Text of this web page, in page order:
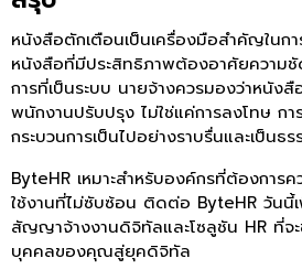
หนังสือตักเตือนเป็นเครื่องมือสำคัญในก
หนังสือที่มีประสิทธิภาพต้องอาศัยความชั
การที่เป็นระบบ นายจ้างควรมองว่าหนังสื
พนักงานปรับปรุง ไม่ใช่แค่การลงโทษ กา
กระบวนการเป็นไปอย่างราบรื่นและเป็นธ
ByteHR เหมาะสำหรับองค์กรที่ต้องการ
ใช้งานที่ไม่ซับซ้อน ติดต่อ ByteHR วันนี้
สัญญาจ้างงานดิจิทัลและโซลูชัน HR ที่จ
บุคคลของคุณสู่ยุคดิจิทัล